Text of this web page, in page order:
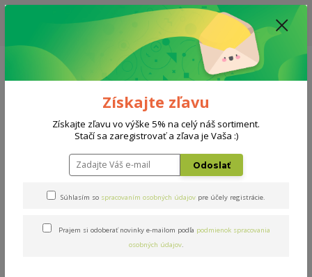
ZĽAVA: VŠETKY VYSTAVENÉ POSTELE ZA 400€ - CENA MATRACU A ROŠTU
PODĽA VÝBERU / DODACIA LEHOTA JE AKTUÁLNE 10-15 PRACOVNÝCH
Menu
0908 777 700 Po-So: 10-18 hod.
0
Matrace Luxury Dream
Luxury Dream
Novinka
Získajte zľavu
Získajte zľavu vo výške 5% na celý náš sortiment.
Stačí sa zaregistrovať a zľava je Vaša :)
Odoslať
Súhlasím so spracovaním osobných údajov pre účely registrácie.
Prajem si odoberať novinky e-mailom podľa podmienok spracovania
osobných údajov.